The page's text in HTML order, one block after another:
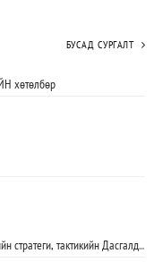
шаардлагагүй болж
инновацийг дэмжих вэ?
амжилттай зохион
БУСАД СУРГАЛТ
хөтөлбөр
Кандидат 2020 Сонгуулийн менежерийн стратеги, тактикийн Дасгалд суурилсан хөтөлбөр